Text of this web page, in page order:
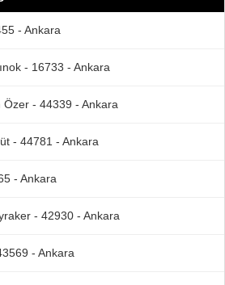
- Ankara
- 16733 - Ankara
- 44339 - Ankara
- 44781 - Ankara
- Ankara
- 42930 - Ankara
- Ankara